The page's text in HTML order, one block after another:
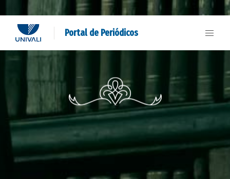
Portal de Periódicos